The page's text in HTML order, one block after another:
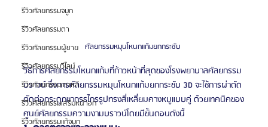
รีวิวศัลยกรรมจมูก
รีวิวศัลยกรรมตา
รีวิวศัลยกรรมผู้ชาย
รีวิวศัลยกรรมวีไลน์
รีวิวศัลยกรรมเกาหลี
รีวิวศัลยกรรมเสริมหน้าอก
รีวิวศัลยกรรมแก้จมูก
ศัลยกรรมหมุนโหนกแก้มยกกระชับ
วิธีการศัลยกรรมโหนกแก้มที่ก้าวหน้าที่สุดของโรงพยาบาลศัลยกรรม
บราวน์ ซึ่งการศัลยกรรมหมุนโหนกแก้มยกกระชับ 3D จะใช้การผ่าตัด
ตัดต่อกระดูกขากรรไกรรูปทรงสี่เหลี่ยมคางหมูแบบคู่ ด้วยเทคนิคของ
ศูนย์ศัลยกรรมความงามบราวน์โดยมีขั้นตอนดังนี้